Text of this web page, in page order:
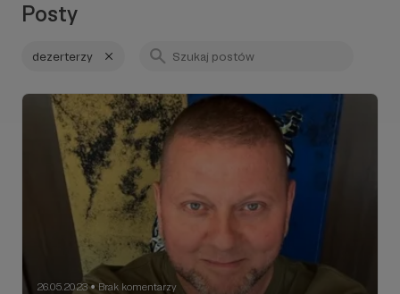
Posty
dezerterzy
26.05.2023 ● Brak komentarzy